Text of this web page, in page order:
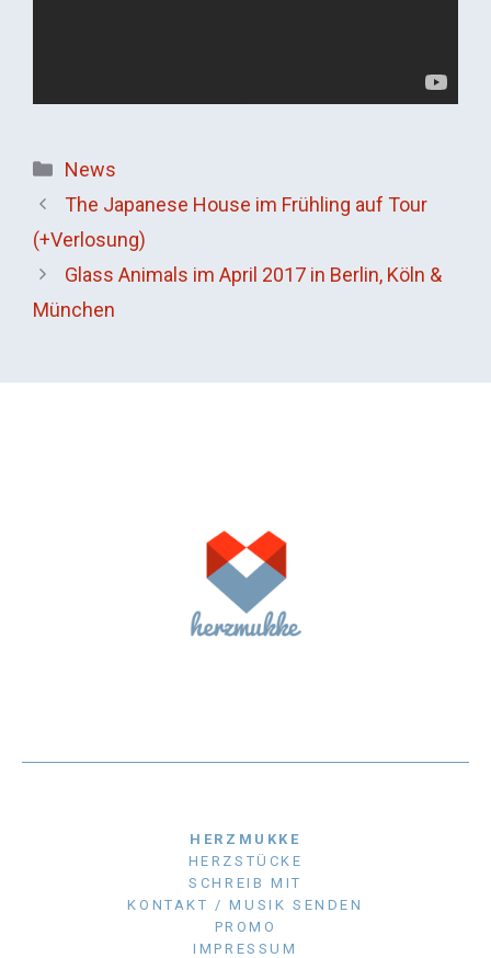
Kategorien
News
The Japanese House im Frühling auf Tour
(+Verlosung)
Glass Animals im April 2017 in Berlin, Köln &
München
HERZMUKKE
HERZSTÜCKE
SCHREIB MIT
KONTAKT / MUSIK SENDEN
PROMO
IMPRESSUM